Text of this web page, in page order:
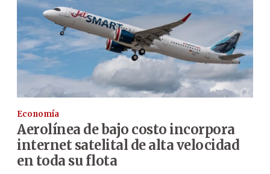
Economía
Aerolínea de bajo costo incorpora
internet satelital de alta velocidad
en toda su flota